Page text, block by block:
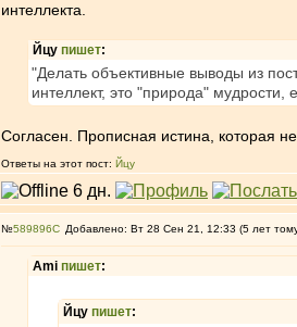
интеллекта.
Йцу пишет:
"Делать объективные выводы из
интеллект, это "природа" мудрости,
Согласен. Прописная истина, которая
Ответы на этот пост: Йцу
№589896 Добавлено: Вт 28 Сен 21, 12:33 (5 лет
Ami пишет:
Йцу пишет: